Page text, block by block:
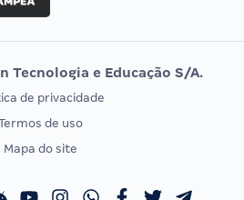
Vunesp
EXAME DE ORDEM
Calendário OAB
Tecnologia e Educação S/A.
de privacidade
de uso
Mapa do site